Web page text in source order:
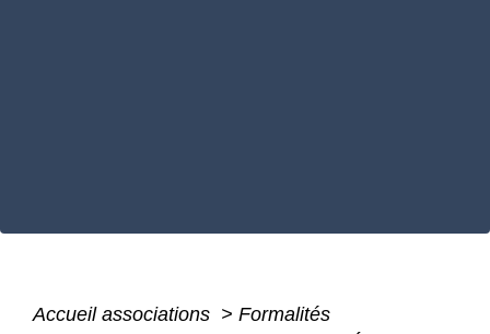
Accueil associations > Formalités